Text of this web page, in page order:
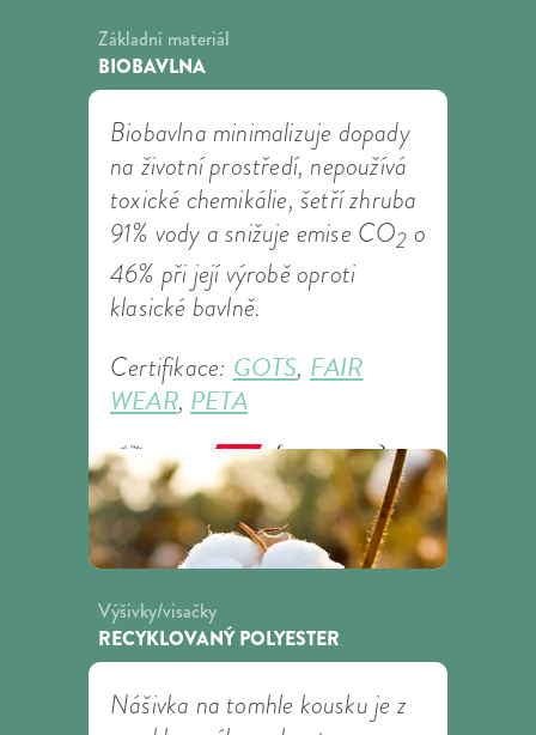
Základní materiál
BIOBAVLNA
Biobavlna minimalizuje dopady
na životní prostředí, nepoužívá
toxické chemikálie, šetří zhruba
91% vody a snižuje emise CO2 o
46% při její výrobě oproti
klasické bavlně.
Certifikace: GOTS, FAIR
WEAR, PETA
Výšivky/visačky
RECYKLOVANÝ POLYESTER
Nášivka na tomhle kousku je z